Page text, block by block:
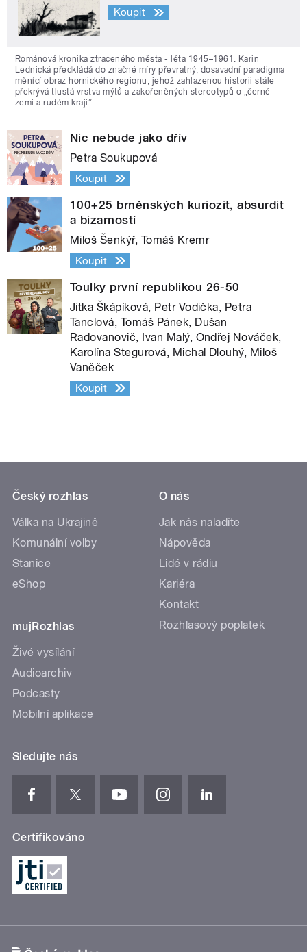
Koupit
Románová kronika ztraceného města - léta 1945–1961. Karin
Lednická předkládá do značné míry převratný, dosavadní paradigma
měnící obraz hornického regionu, jehož zahlazenou historii stále
překrývá tlustá vrstva mýtů a zakořeněných stereotypů o „černé
zemi a rudém kraji“.
Nic nebude jako dřív
Petra Soukupová
Koupit
100+25 brněnských kuriozit, absurdit
a bizarností
Miloš Šenkýř, Tomáš Kremr
Koupit
Toulky první republikou 26-50
Jitka Škápíková, Petr Vodička, Petra
Tanclová, Tomáš Pánek, Dušan
Radovanovič, Ivan Malý, Ondřej Nováček,
Karolína Stegurová, Michal Dlouhý, Miloš
Vaněček
Koupit
Český rozhlas
Válka na Ukrajině
Komunální volby
Stanice
eShop
mujRozhlas
Živé vysílání
Audioarchiv
Podcasty
Mobilní aplikace
O nás
Jak nás naladíte
Nápověda
Lidé v rádiu
Kariéra
Kontakt
Rozhlasový poplatek
Sledujte nás
Certifikováno